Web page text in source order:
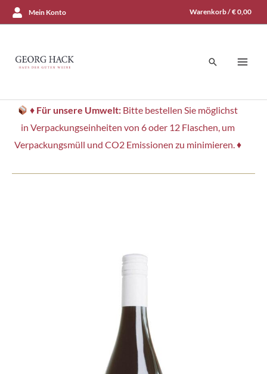
Zum
Inhalt
Mein Konto Warenkorb /€0,00
Suchen
♦ Für unsere Umwelt: Bitte bestellen Sie möglichst
in Verpackungseinheiten von 6 oder 12 Flaschen, um
Verpackungsmüll und CO2 Emissionen zu minimieren. ♦